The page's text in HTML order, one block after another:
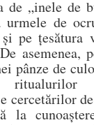
de „inele de
urmele de
pe țesătura
asemenea,
pânze de
ritualurilor
cercetărilor
la